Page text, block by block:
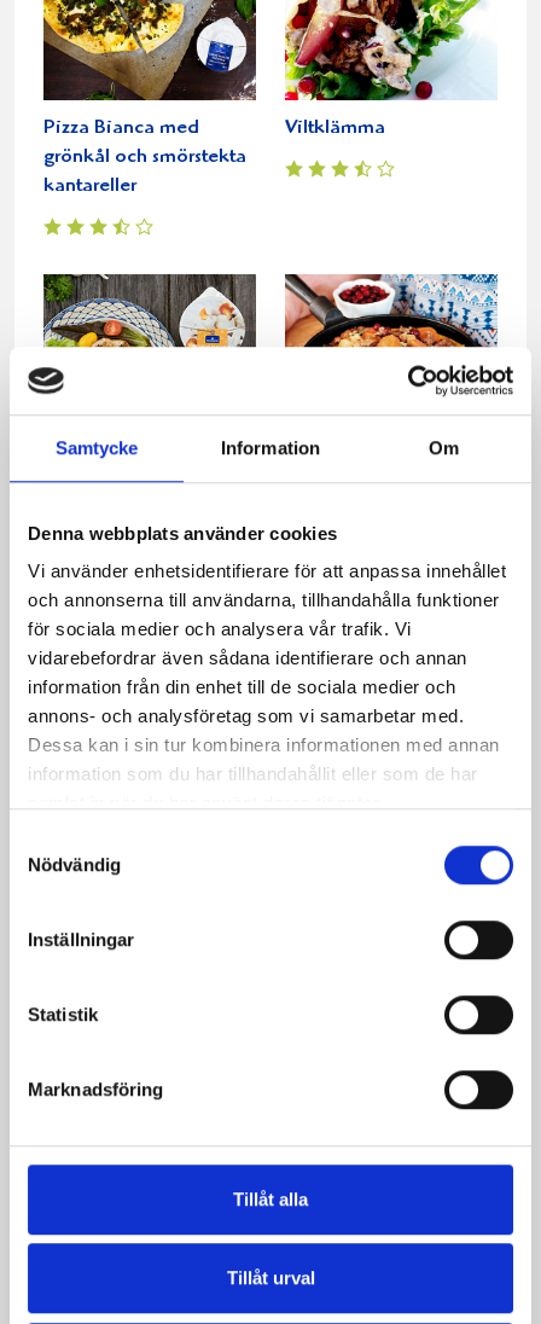
Samtycke Information Om
Denna webbplats använder cookies
Vi använder enhetsidentifierare för att anpassa innehållet
och annonserna till användarna, tillhandahålla funktioner
för sociala medier och analysera vår trafik. Vi
vidarebefordrar även sådana identifierare och annan
information från din enhet till de sociala medier och
annons- och analysföretag som vi samarbetar med.
Dessa kan i sin tur kombinera informationen med annan
information som du har tillhandahållit eller som de har
Nödvändig
Inställningar
Statistik
Marknadsföring
Tillåt alla
Tillåt urval
Pizza Bianca med
grönkål och smörstekta
kantareller
Viltklämma
Svamptoast Norrländsk viltgryta
Höstrisotto med svamp
och örter
Pytt i panna med
renskav
potatismos
Enkel smoothie med
norrländskt yoghurt